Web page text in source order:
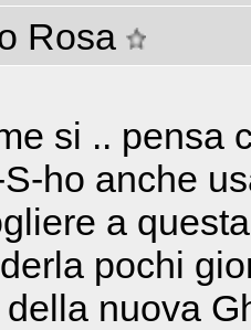
Rosa
si .. pensa
ho anche
a
pochi
nuova